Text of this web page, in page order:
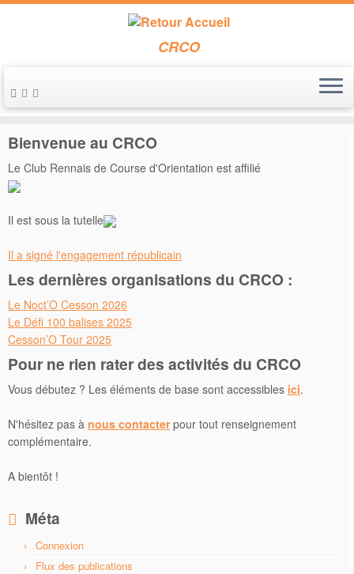
Passer
au
CRCO
Accueil » CO à pied – Régionale du Nevet
Bienvenue au CRCO
Le Club Rennais de Course d'Orientation est affilié
Il est sous la tutelle
Il a signé l'engagement républicain
Les dernières organisations du CRCO :
Le Noct’O Cesson 2026
Le Défi 100 balises 2025
Cesson’O Tour 2025
Pour ne rien rater des activités du CRCO
Vous débutez ? Les éléments de base sont accessibles ici.
N'hésitez pas à nous contacterpour tout renseignement
complémentaire.
A bientôt !
Méta
Connexion
Flux des publications